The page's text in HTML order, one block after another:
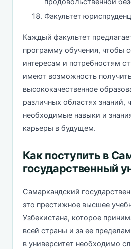
Факультет
Каждый факультет
программу обучения, чтобы
интересам и потребностям
имеют возможность
высококачественное
различных областях знаний,
необходимые навыки и
карьеры в будущем.
Как поступить в
государственный
Самаркандский
это престижное высшее
Узбекистана, которое
всей страны и за ее
в университет необходимо